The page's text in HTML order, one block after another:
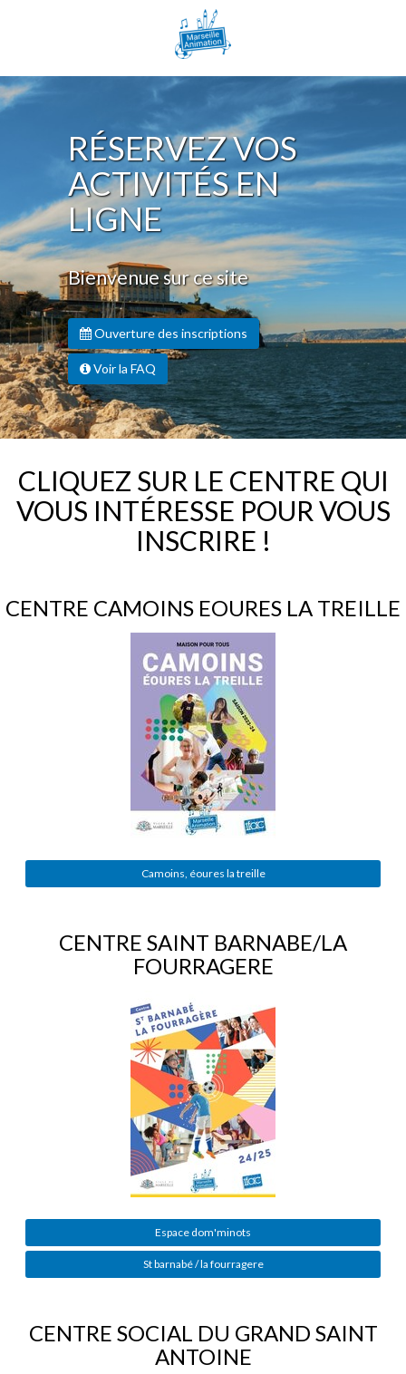
RÉSERVEZ VOS
ACTIVITÉS EN
LIGNE
Bienvenue sur ce site
Ouverture des inscriptions
Voir la FAQ
CLIQUEZ SUR LE CENTRE QUI
VOUS INTÉRESSE POUR VOUS
INSCRIRE !
CENTRE CAMOINS EOURES LA TREILLE
Camoins, éoures la treille
CENTRE SAINT BARNABE/LA
FOURRAGERE
Espace dom'minots
St barnabé / la fourragere
CENTRE SOCIAL DU GRAND SAINT
ANTOINE